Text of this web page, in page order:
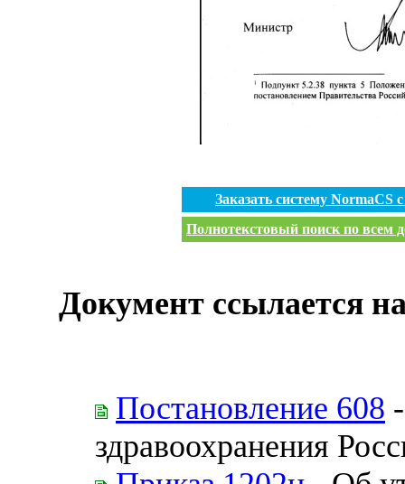
Заказать систему
Полнотекстовый поиск по всем
Документ ссылается
Постановление 608
здравоохранения